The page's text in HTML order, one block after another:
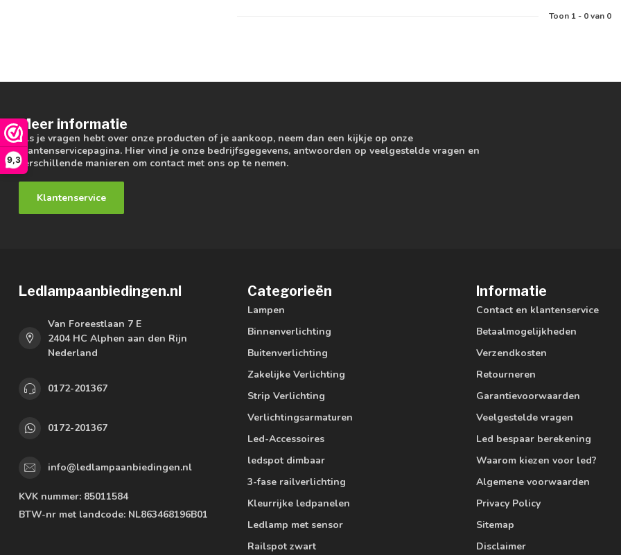
9,3
Toon 1- 0van 0
Meer informatie
Als je vragen hebt over onze producten of je aankoop, neem dan een kijkje op onze
klantenservicepagina. Hier vind je onze bedrijfsgegevens, antwoorden op veelgestelde vragen en
verschillende manieren om contact met ons op te nemen.
Klantenservice
Ledlampaanbiedingen.nl
Van Foreestlaan 7 E
2404 HC Alphen aan den Rijn
Nederland
0172-201367
0172-201367
info@ledlampaanbiedingen.nl
KVK nummer: 85011584
BTW-nr met landcode: NL863468196B01
Categorieën
Lampen
Binnenverlichting
Buitenverlichting
Zakelijke Verlichting
Strip Verlichting
Verlichtingsarmaturen
Led-Accessoires
ledspot dimbaar
3-fase railverlichting
Kleurrijke ledpanelen
Ledlamp met sensor
Railspot zwart
Informatie
Contact en klantenservice
Betaalmogelijkheden
Verzendkosten
Retourneren
Garantievoorwaarden
Veelgestelde vragen
Led bespaar berekening
Waarom kiezen voor led?
Algemene voorwaarden
Privacy Policy
Sitemap
Disclaimer